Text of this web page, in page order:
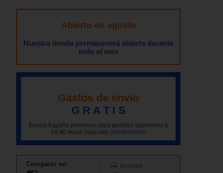
Abierto en agosto
Nuestra tienda permanecerá abierta durante
todo el mes
Gastos de envío
G R A T I S
Envíos España península para pedidos superiores a
59,90 euros (más iva) (condiciones)
Compartir en:
Imprimir